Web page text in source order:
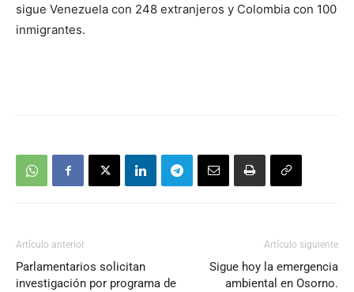
sigue Venezuela con 248 extranjeros y Colombia con 100
inmigrantes.
Artículo anterior
Parlamentarios solicitan
investigación por programa de
Artículo siguiente
Sigue hoy la emergencia
ambiental en Osorno.